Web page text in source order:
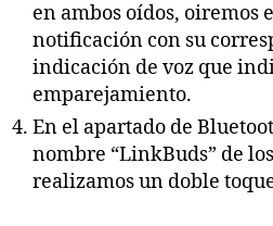
en ambos oídos, oiremos
notificación con su
indicación de voz que
emparejamiento.
En el apartado de
nombre “LinkBuds” de
realizamos un doble